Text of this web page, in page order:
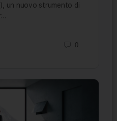
un nuovo strumento di
0